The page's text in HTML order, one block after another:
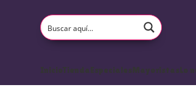
InicioTiendaEspecialesMayoristasLo